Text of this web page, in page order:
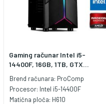
Gaming računar Intel i5-
14400F, 16GB, 1TB, GTX...
Brend računara: ProComp
Procesor: Intel i5-14400F
Matična ploča: H610